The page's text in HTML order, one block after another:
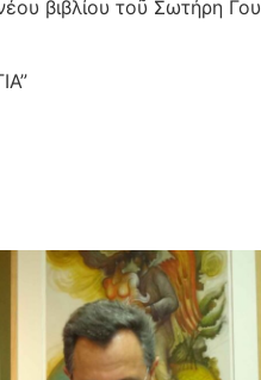
βιβλίου τοῦ Σωτήρη